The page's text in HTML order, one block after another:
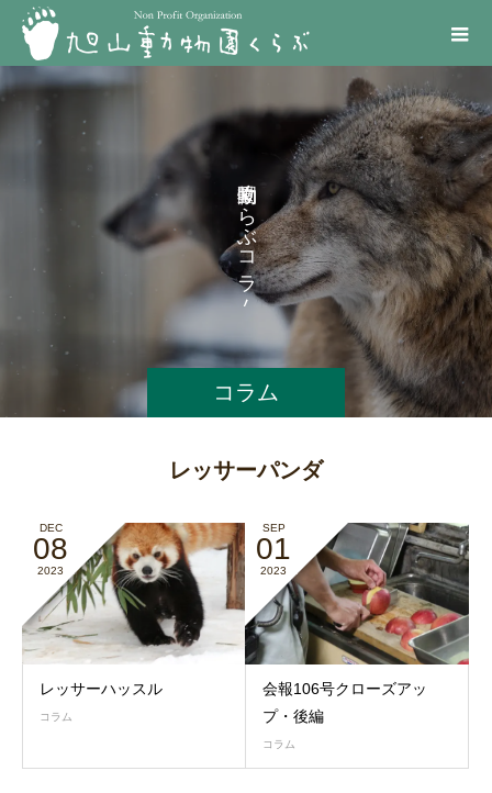
コラム
く
ら
ぶ
コ
ラ
ム
レッサーパンダ
DEC
08
2023
レッサーハッスル
コラム
SEP
01
2023
会報106号クローズアッ
プ・後編
コラム